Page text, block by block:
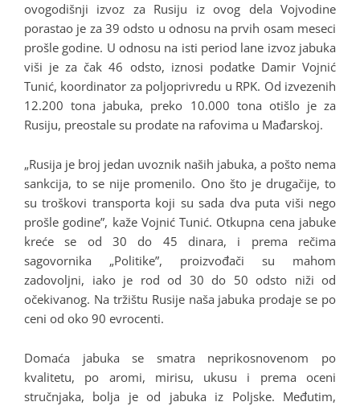
ovogodišnji izvoz za Rusiju iz ovog dela Vojvodine
porastao je za 39 odsto u odnosu na prvih osam meseci
prošle godine. U odnosu na isti period lane izvoz jabuka
viši je za čak 46 odsto, iznosi podatke Damir Vojnić
Tunić, koordinator za poljoprivredu u RPK. Od izvezenih
12.200 tona jabuka, preko 10.000 tona otišlo je za
Rusiju, preostale su prodate na rafovima u Mađarskoj.
„Rusija je broj jedan uvoznik naših jabuka, a pošto nema
sankcija, to se nije promenilo. Ono što je drugačije, to
su troškovi transporta koji su sada dva puta viši nego
prošle godine”, kaže Vojnić Tunić. Otkupna cena jabuke
kreće se od 30 do 45 dinara, i prema rečima
sagovornika „Politike”, proizvođači su mahom
zadovoljni, iako je rod od 30 do 50 odsto niži od
očekivanog. Na tržištu Rusije naša jabuka prodaje se po
ceni od oko 90 evrocenti.
Domaća jabuka se smatra neprikosnovenom po
kvalitetu, po aromi, mirisu, ukusu i prema oceni
stručnjaka, bolja je od jabuka iz Poljske. Međutim,